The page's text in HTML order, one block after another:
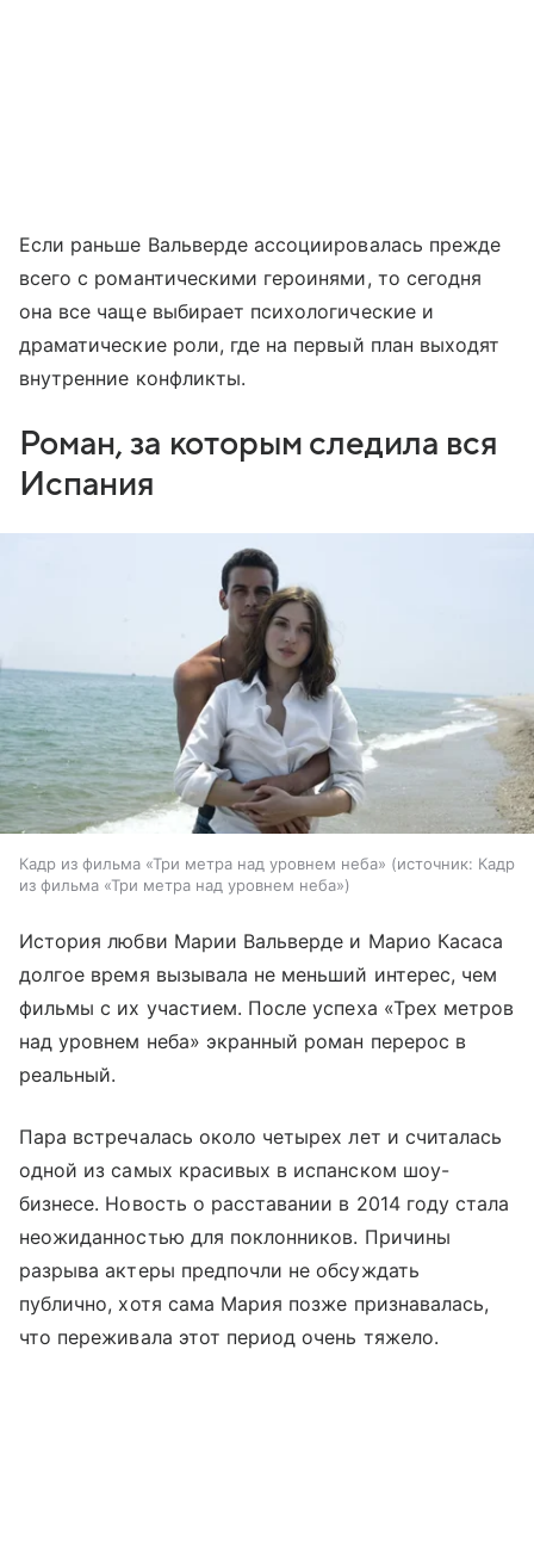
Если раньше Вальверде ассоциировалась прежде
всего с романтическими героинями, то сегодня
она все чаще выбирает психологические и
драматические роли, где на первый план выходят
внутренние конфликты.
Роман, за которым следила вся
Испания
Кадр из фильма «Три метра над уровнем неба» источник: Кадр
из фильма «Три метра над уровнем неба»
История любви Марии Вальверде и Марио Касаса
долгое время вызывала не меньший интерес, чем
фильмы с их участием. После успеха «Трех метров
над уровнем неба» экранный роман перерос в
реальный.
Пара встречалась около четырех лет и считалась
одной из самых красивых в испанском шоу-
бизнесе. Новость о расставании в 2014 году стала
неожиданностью для поклонников. Причины
разрыва актеры предпочли не обсуждать
публично, хотя сама Мария позже признавалась,
что переживала этот период очень тяжело.